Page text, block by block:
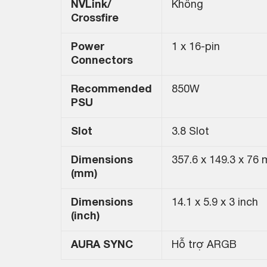
NVLink/
Crossfire
Không
Power
Connectors
1 x 16-pin
Recommended
PSU
850W
Slot 3.8 Slot
Dimensions
(mm)
357.6 x 149.3 x 76
Dimensions
(inch)
14.1 x 5.9 x 3 inch
AURA SYNC Hỗ trợ ARGB